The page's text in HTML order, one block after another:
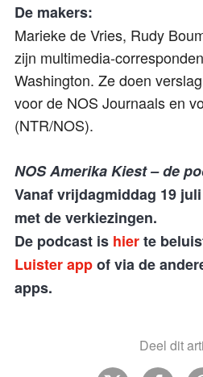
De makers:
Marieke de Vries, Rudy
zijn multimedia-
Washington. Ze doen
voor de NOS Journaals en
(NTR/NOS).
NOS Amerika Kiest – de
Vanaf vrijdagmiddag 19
met de verkiezingen.
De podcast is hierte
Luister appof via de
apps.
Deel dit